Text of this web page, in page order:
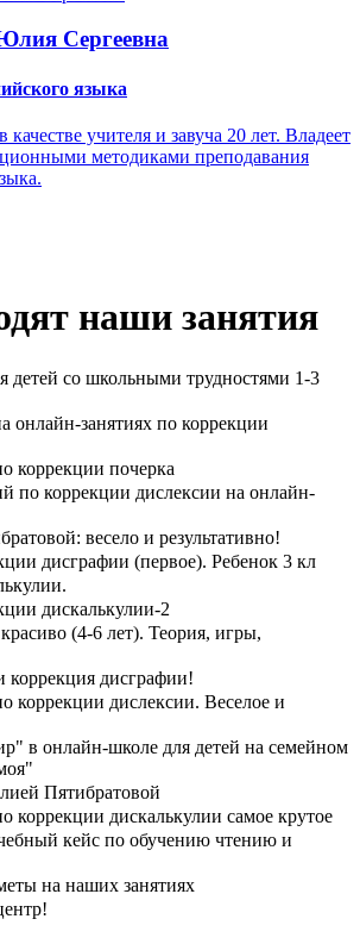
Сергеевна
языка
учителя и завуча 20 лет. Владеет
методиками преподавания
наши занятия
детей со школьными трудностями 1-3
онлайн-занятиях по коррекции
коррекции почерка
по коррекции дислексии на онлайн-
весело и результативно!
дисграфии (первое). Ребенок 3 кл
дискалькулии-2
(4-6 лет). Теория, игры,
коррекция дисграфии!
коррекции дислексии. Веселое и
в онлайн-школе для детей на семейном
Пятибратовой
коррекции дискалькулии самое крутое
кейс по обучению чтению и
на наших занятиях